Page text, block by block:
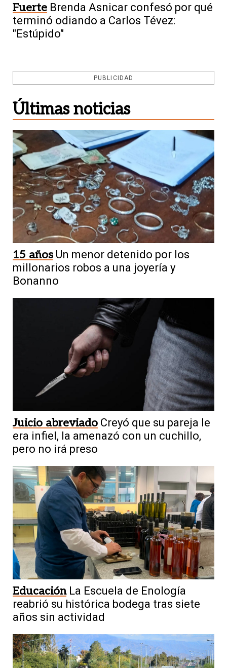
Fuerte Brenda Asnicar confesó por qué
terminó odiando a Carlos Tévez:
"Estúpido"
PUBLICIDAD
Últimas noticias
15 años Un menor detenido por los
millonarios robos a una joyería y
Bonanno
Juicio abreviado Creyó que su pareja le
era infiel, la amenazó con un cuchillo,
pero no irá preso
Educación La Escuela de Enología
reabrió su histórica bodega tras siete
años sin actividad